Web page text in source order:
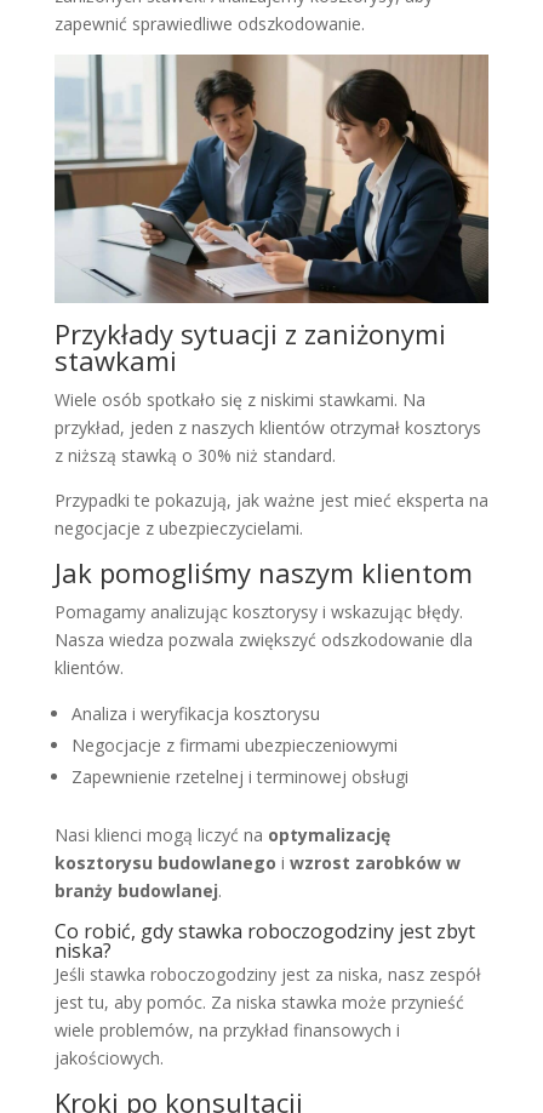
zapewnić sprawiedliwe odszkodowanie.
Przykłady sytuacji z zaniżonymi
stawkami
Wiele osób spotkało się z niskimi stawkami. Na
przykład, jeden z naszych klientów otrzymał kosztorys
z niższą stawką o 30% niż standard.
Przypadki te pokazują, jak ważne jest mieć eksperta na
negocjacje z ubezpieczycielami.
Jak pomogliśmy naszym klientom
Pomagamy analizując kosztorysy i wskazując błędy.
Nasza wiedza pozwala zwiększyć odszkodowanie dla
klientów.
Analiza i weryfikacja kosztorysu
Negocjacje z firmami ubezpieczeniowymi
Zapewnienie rzetelnej i terminowej obsługi
Nasi klienci mogą liczyć na optymalizację
kosztorysu budowlanego i wzrost zarobków w
branży budowlanej.
Co robić, gdy stawka roboczogodziny jest zbyt
niska?
Jeśli stawka roboczogodziny jest za niska, nasz zespół
jest tu, aby pomóc. Za niska stawka może przynieść
wiele problemów, na przykład finansowych i
jakościowych.
Kroki po konsultacji